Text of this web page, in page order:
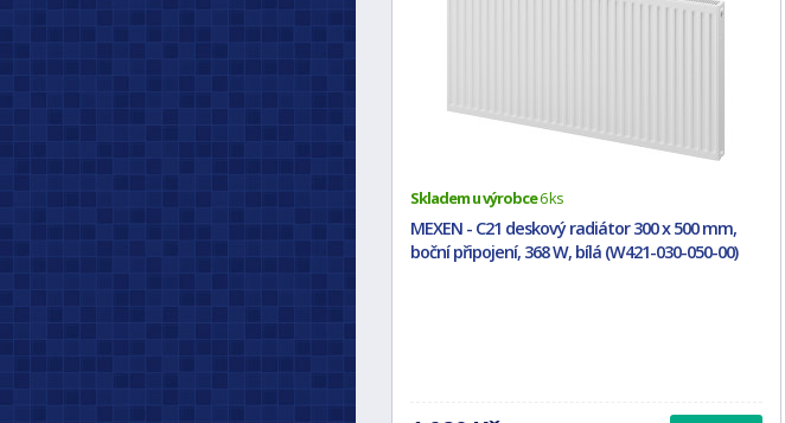
Skladem u výrobce6 ks
MEXEN - C21 deskový radiátor 300 x 500 mm,
boční připojení, 368 W, bílá (W421-030-050-00)